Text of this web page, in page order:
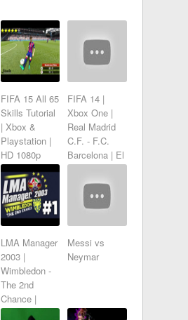
FIFA 15 All 65
Skills Tutorial
| Xbox &
Playstation |
HD 1080p
FIFA 14 |
Xbox One |
Real Madrid
C.F. - F.C.
Barcelona | El
Clásico en
Next Gen
LMA Manager
2003 |
Wimbledon -
The 2nd
Chance |
Episode 1
Messi vs
Neymar